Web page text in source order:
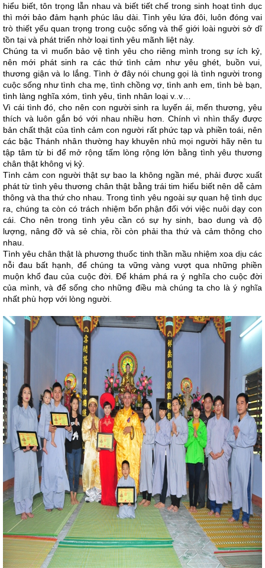
hiểu biết, tôn trọng lẫn nhau và biết tiết chế trong sinh hoạt tình dục
thì mới bảo đảm hạnh phúc lâu dài. Tình yêu lứa đôi, luôn đóng vai
trò thiết yếu quan trọng trong cuộc sống và thế giới loài người sở dĩ
tồn tại và phát triển nhờ loại tình yêu mãnh liệt này.
Chúng ta vì muốn bảo vệ tình yêu cho riêng mình trong sự ích kỷ,
nên mới phát sinh ra các thứ tình cảm như yêu ghét, buồn vui,
thương giận và lo lắng. Tình ở đây nói chung gọi là tình người trong
cuộc sống như tình cha mẹ, tình chồng vợ, tình anh em, tình bè bạn,
tình làng nghĩa xóm, tình yêu, tình nhân loại v..v…
Vì cái tình đó, cho nên con người sinh ra luyến ái, mến thương, yêu
thích và luôn gắn bó với nhau nhiều hơn. Chính vì nhìn thấy được
bản chất thật của tình cảm con người rất phức tạp và phiền toái, nên
các bậc Thánh nhân thường hay khuyên nhủ mọi người hãy nên tu
tập tâm từ bi để mở rộng tấm lòng rộng lớn bằng tình yêu thương
chân thật không vị kỷ.
Tình cảm con người thật sự bao la không ngần mé, phải được xuất
phát từ tình yêu thương chân thật bằng trái tim hiểu biết nên dễ cảm
thông và tha thứ cho nhau. Trong tình yêu ngoài sự quan hệ tình dục
ra, chúng ta còn có trách nhiệm bổn phận đối với việc nuôi dạy con
cái. Cho nên trong tình yêu cần có sự hy sinh, bao dung và độ
lượng, nâng đỡ và sẻ chia, rồi còn phải tha thứ và cảm thông cho
nhau.
Tình yêu chân thật là phương thuốc tinh thần mầu nhiệm xoa dịu các
nỗi đau bất hạnh, để chúng ta vững vàng vượt qua những phiền
muộn khổ đau của cuộc đời. Để khám phá ra ý nghĩa cho cuộc đời
của mình, và để sống cho những điều mà chúng ta cho là ý nghĩa
nhất phù hợp với lòng người.